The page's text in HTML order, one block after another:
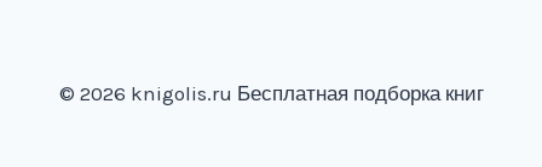
© 2026 knigolis.ru Бесплатная подборка книг